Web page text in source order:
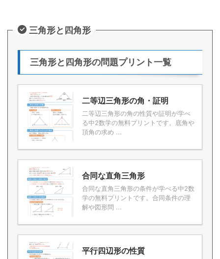
三角形と四角形
三角形と四角形の問題プリント一覧
二等辺三角形の角・証明
二等辺三角形の角の性質や証明が学べ
る中2数学の無料プリントです。底角や
頂角の求め ...
合同な直角三角形
合同な直角三角形の条件が学べる中2数
学の無料プリントです。合同条件の理
解や図形問 ...
平行四辺形の性質